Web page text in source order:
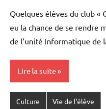
Quelques élèves du club «
eu la chance de se rendre
de l’unité Informatique de
Lire la suite
Culture Vie de l'élève